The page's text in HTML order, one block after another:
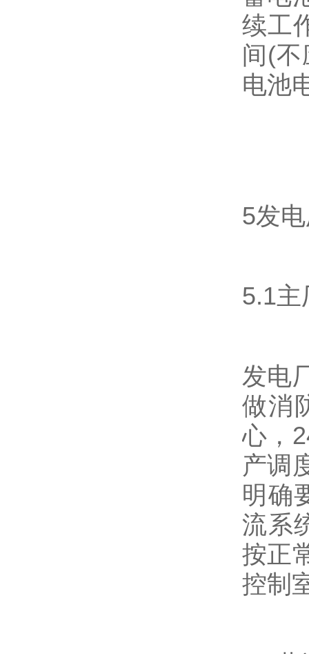
续工
间(
电池
5发
5.1主
发电
做消
心，
产调
明确
流系
按正
控制